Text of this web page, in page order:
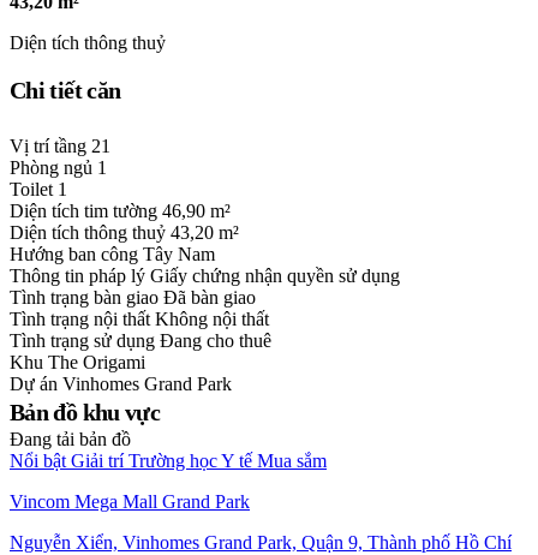
Diện tích thông thuỷ
Chi tiết căn
Vị trí tầng 21
Phòng ngủ 1
Toilet 1
Diện tích tim tường 46,90 m²
Diện tích thông thuỷ 43,20 m²
Hướng ban công Tây Nam
Thông tin pháp lý Giấy chứng nhận quyền sử dụng
Tình trạng bàn giao Đã bàn giao
Tình trạng nội thất Không nội thất
Tình trạng sử dụng Đang cho thuê
Khu The Origami
Dự án Vinhomes Grand Park
Bản đồ khu vực
Đang tải bản đồ
Nổi bật Giải trí Trường họcY tế Mua sắm
Vincom Mega Mall Grand Park
Nguyễn Xiển, Vinhomes Grand Park, Quận 9, Thành phố Hồ Chí